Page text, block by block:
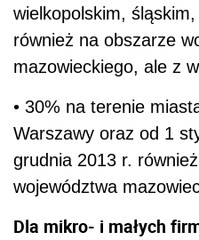
wielkopolskim,
również na obszarze
mazowieckiego, ale z
• 30% na terenie
Warszawy oraz od 1
grudnia 2013 r.
województwa
Dla mikro- i małych